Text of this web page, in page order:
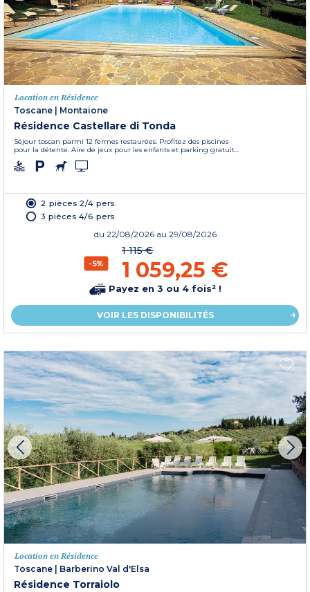
Location en Résidence
Toscane
Montaione
Résidence Castellare di Tonda
Séjour toscan parmi 12 fermes restaurées. Profitez des piscines
pour la détente. Aire de jeux pour les enfants et parking gratuit...
2 pièces 2/4 pers.
3 pièces 4/6 pers.
du 22/08/2026 au 29/08/2026
-5%
1 115 €
1 059,25 €
Payez en 3 ou 4 fois² !
VOIR LES DISPONIBILITÉS
Location en Résidence
Toscane
Barberino Val d'Elsa
Résidence Torraiolo